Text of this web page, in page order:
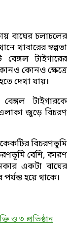
বাঘের চলাচলের
খাবারের স্বল্পতা
টাইগারের
কোনও ক্ষেত্রে
দেখা যায়।
টাইগারকে
জুড়ে বিচরণ
বিচরণভূমি
বেশি, কারণ
একটা বাঘের
হয়ে থাকে।